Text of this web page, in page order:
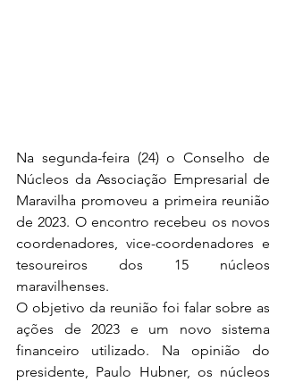
Na segunda-feira (24) o Conselho de
Núcleos da Associação Empresarial de
Maravilha promoveu a primeira reunião
de 2023. O encontro recebeu os novos
coordenadores, vice-coordenadores e
tesoureiros dos 15 núcleos
maravilhenses.
O objetivo da reunião foi falar sobre as
ações de 2023 e um novo sistema
financeiro utilizado. Na opinião do
presidente, Paulo Hubner, os núcleos